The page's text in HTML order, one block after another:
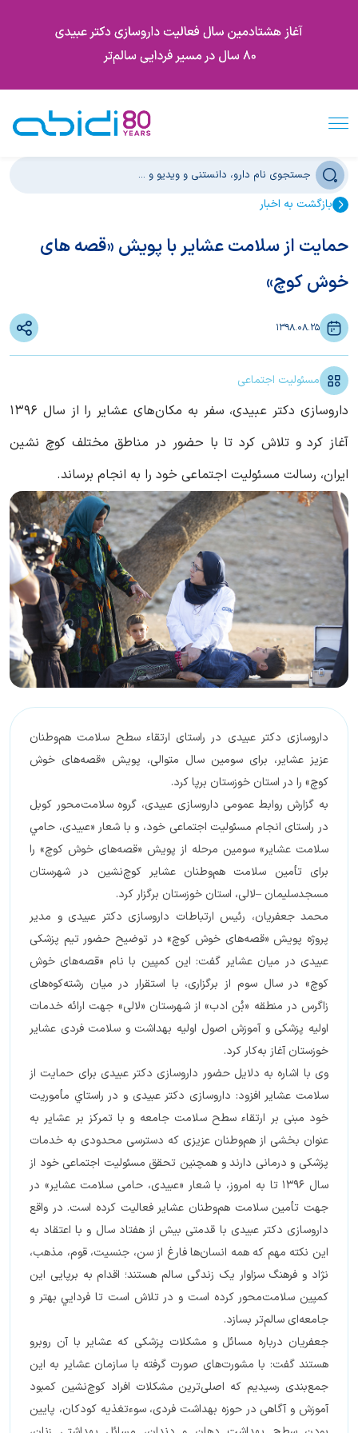
بازگشت به اخبار
حمایت از سلامت عشایر با پویش «قصه های
خوش کوچ»
1398.08.25
مسئولیت اجتماعی
داروسازی دکتر عبیدی، سفر به مکان‌های عشایر را از سال 1396
آغاز کرد و تلاش کرد تا با حضور در مناطق مختلف کوچ نشین
ایران، رسالت مسئولیت اجتماعی خود را به‌ انجام برساند.
داروسازی دکتر عبیدی در راستای ارتقاء سطح سلامت هم‌وطنان
عزیز عشایر، برای سومین سال متوالی، پویش «قصه‌های خوش
کوچ» را در استان خوزستان برپا کرد.
به گزارش روابط عمومی داروسازی عبیدی، گروه سلامت‌محور کوبل
در راستای انجام مسئولیت اجتماعی خود، و با شعار «عبيدی، حامي
سلامت عشاير» سومین مرحله از پویش «قصه‌های خوش کوچ» را
برای تأمین سلامت هم‌وطنان عشایر کوچ‌نشین در شهرستان
مسجدسلیمان –لالی، استان خوزستان برگزار کرد.
محمد جعفریان، رئیس ارتباطات داروسازی دکتر عبیدی و مدیر
پروژه پویش «قصه‌های خوش کوچ» در توضیح حضور تیم پزشکی
عبیدی در میان عشایر گفت: این کمپین با نام «قصه‌های خوش
کوچ» در سال سوم از برگزاری، با استقرار در میان رشته‌کوه‌های
زاگرس در منطقه «بُن ادب» از شهرستان «لالی» جهت ارائه خدمات
اولیه پزشکی و آموزش اصول اولیه بهداشت و سلامت فردی عشایر
خوزستان آغاز به‌کار کرد.
وی با اشاره به دلایل حضور داروسازی دکتر عبیدی برای حمایت از
سلامت عشایر افزود: داروسازی دكتر عبيدی و در راستاي مأموریت
خود مبنی بر ارتقاء سطح سلامت جامعه و با تمرکز بر عشایر به
عنوان بخشی از هم‌وطنان عزیزی که دسترسی محدودی به خدمات
پزشکی و درمانی دارند و همچنین تحقق مسئولیت اجتماعی خود از
سال 1396 تا به امروز، با شعار «عبيدی، حامی سلامت عشاير» در
جهت تأمین سلامت هم‌وطنان عشایر فعالیت کرده است. در واقع
داروسازی دکتر عبیدی با قدمتی بیش از هفتاد سال و با اعتقاد به
این نکته مهم که همه انسان‌ها فارغ از سن،‌ جنسيت، قوم،‌ مذهب،
نژاد و فرهنگ سزاوار يك زندگی سالم هستند؛ اقدام به برپایی این
کمپین سلامت‌محور کرده است و در تلاش است تا فردايي بهتر و
جامعه‌ای سالم‌تر بسازد.
جعفریان درباره مسائل و مشکلات پزشکی که عشایر با آن روبرو
هستند گفت: با مشورت‌های صورت گرفته با سازمان عشایر به این
جمع‌بندی رسیدیم که اصلی‌ترین مشکلات افراد کوچ‌نشین کمبود
آموزش و آگاهی در حوزه بهداشت فردی، سوءتغذیه کودکان، پایین